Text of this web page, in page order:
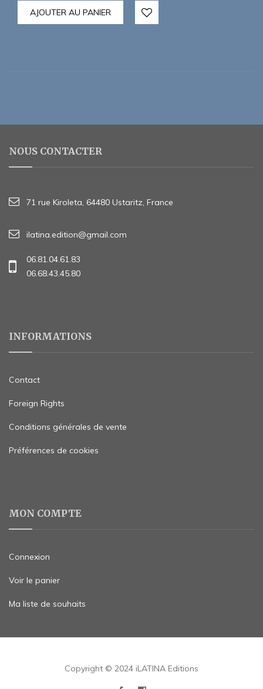
AJOUTER AU PANIER
NOUS CONTACTER
71 rue Kiroleta, 64480 Ustaritz, France
ilatina.edition@gmail.com
06.81.04.61.83
06.68.43.45.80
INFORMATIONS
Contact
Foreign Rights
Conditions générales de vente
Préférences de cookies
MON COMPTE
Connexion
Voir le panier
Ma liste de souhaits
Copyright © 2024 iLATINA Editions